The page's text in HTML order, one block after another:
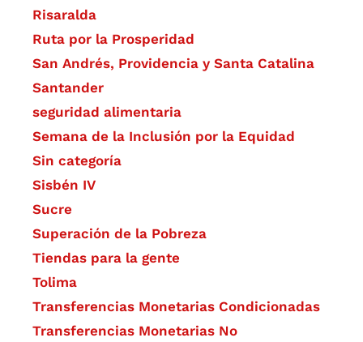
Risaralda
Ruta por la Prosperidad
San Andrés, Providencia y Santa Catalina
Santander
seguridad alimentaria
Semana de la Inclusión por la Equidad
Sin categoría
Sisbén IV
Sucre
Superación de la Pobreza
Tiendas para la gente
Tolima
Transferencias Monetarias Condicionadas
Transferencias Monetarias No